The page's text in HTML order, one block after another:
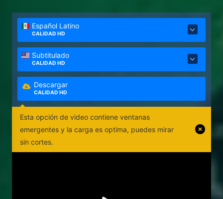
Español Latino
CALIDAD HD
Subtitulado
CALIDAD HD
Descargar
CALIDAD HD
Esta opción de video contiene ventanas
emergentes y la carga es optima, puedes mirar
sin cortes.